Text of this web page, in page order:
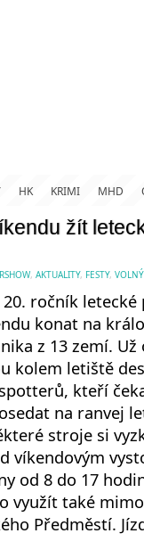
HK KRIMI MHD
žít
, AKTUALITY, FESTY,
ročník letecké
konat na
z 13 zemí.
kolem letiště
kteří
na ranvej
stroje si
víkendovým
od 8 do 17
využít také
Předměstí.